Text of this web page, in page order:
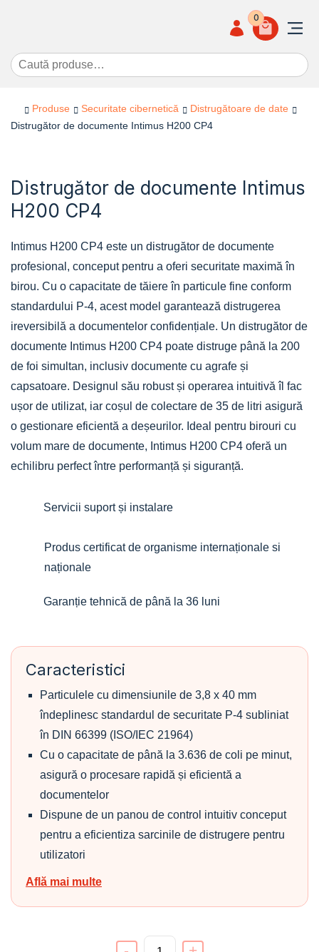
Caută după:
0
Produse Securitate cibernetică
Distrugătoare de date
Distrugător de documente Intimus H200 CP4
Distrugător de documente Intimus
H200 CP4
Intimus H200 CP4 este un distrugător de documente
profesional, conceput pentru a oferi securitate maximă în
birou. Cu o capacitate de tăiere în particule fine conform
standardului P-4, acest model garantează distrugerea
ireversibilă a documentelor confidențiale. Un distrugător de
documente Intimus H200 CP4 poate distruge până la 200
de foi simultan, inclusiv documente cu agrafe și
capsatoare. Designul său robust și operarea intuitivă îl fac
ușor de utilizat, iar coșul de colectare de 35 de litri asigură
o gestionare eficientă a deșeurilor. Ideal pentru birouri cu
volum mare de documente, Intimus H200 CP4 oferă un
echilibru perfect între performanță și siguranță.
Servicii suport și instalare
Produs certificat de organisme internaționale si
naționale
Garanție tehnică de până la 36 luni
Caracteristici
Particulele cu dimensiunile de 3,8 x 40 mm
îndeplinesc standardul de securitate P-4 subliniat
în DIN 66399 (ISO/IEC 21964)
Cu o capacitate de până la 3.636 de coli pe minut,
asigură o procesare rapidă și eficientă a
documentelor
Dispune de un panou de control intuitiv conceput
pentru a eficientiza sarcinile de distrugere pentru
utilizatori
Află mai multe